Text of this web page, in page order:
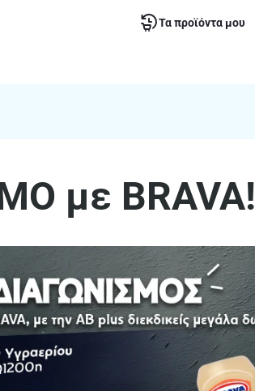
Τα προϊόντα μου
με BRAVA!